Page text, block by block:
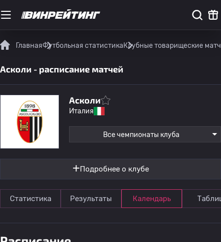
ГлавнаяФутбольная статистикаКлубные товарищеские
Асколи - расписание матчей
Асколи
Италия
Все чемпионаты клуба
Подробнее о клубе
Статистика Результаты Календарь